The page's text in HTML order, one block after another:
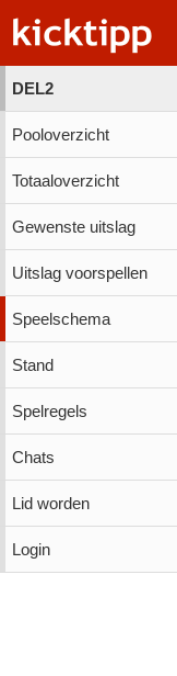
DEL2
Pooloverzicht
Totaaloverzicht
Gewenste uitslag
Uitslag voorspellen
Speelschema
Stand
Spelregels
Chats
Lid worden
Login